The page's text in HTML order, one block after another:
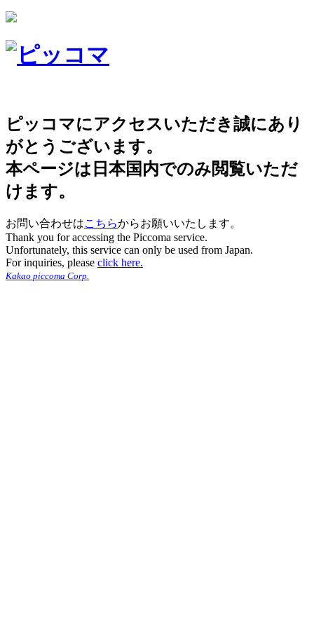
ピッコマにアクセスいただき誠にあり
がとうございます。
本ページは日本国内でのみ閲覧いただ
けます。
お問い合わせはこちらからお願いいたします。
Thank you for accessing the Piccoma service.
Unfortunately, this service can only be used from Japan.
For inquiries, please click here.
Kakao piccoma Corp.